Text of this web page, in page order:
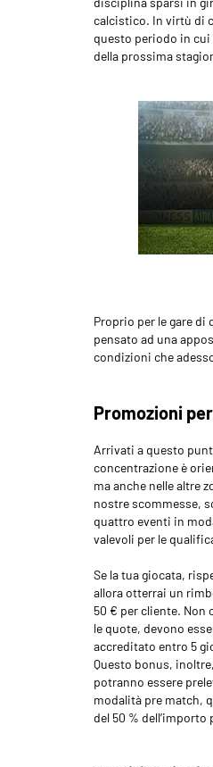
calcistico. In virtù di
questo periodo in
della prossima
Proprio per le gare
pensato ad una
condizioni che
Promozioni
Arrivati a questo
concentrazione è
ma anche nelle altre
nostre scommesse,
quattro eventi in
valevoli per le
Se la tua giocata,
allora otterrai un
50 € per cliente.
le quote, devono
accreditato entro 5
Questo bonus,
potranno essere
modalità pre match,
del 50 % dell’importo